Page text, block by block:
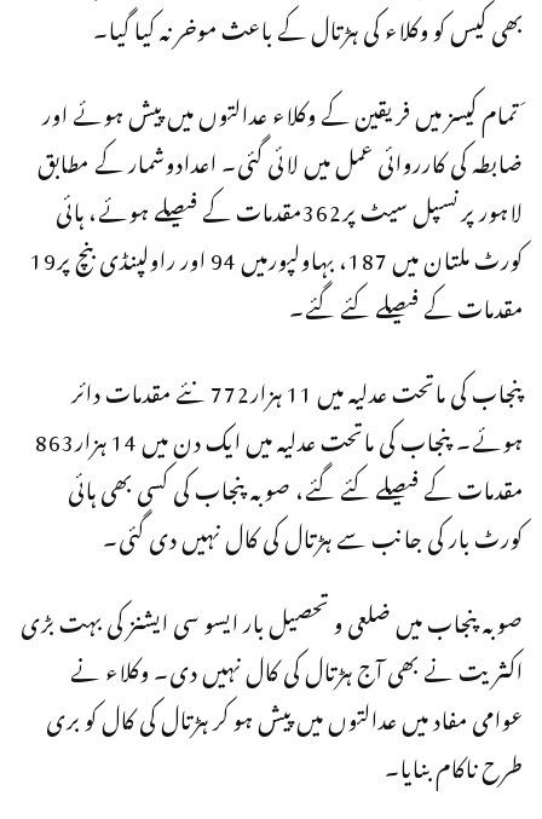
بھی کیس کو وکلاء کی ہڑتال کے باعث موخر نہ کیا گیا۔
َ تمام کیسز میں فریقین کے وکلاء عدالتوں میں پیش ہوئے اور
ضابطہ کی کارروائی عمل میں لائی گئی۔ اعدادوشمار کے مطابق
لاہور پرنسپل سیٹ پر362مقدمات کے فیصلے ہوئے، ہائی
کورٹ ملتان میں 187، بہاولپورمیں 94 اور راولپنڈی بنچ پر19
مقدمات کے فیصلے کئے گئے۔
پنجاب کی ماتحت عدلیہ میں 11 ہزار772 نئے مقدمات دائر
ہوئے۔ پنجاب کی ماتحت عدلیہ میں ایک دن میں 14 ہزار863
مقدمات کے فیصلے کئے گئے، صوبہ پنجاب کی کسی بھی ہائی
کورٹ بار کی جانب سے ہڑتال کی کال نہیں دی گئی۔
صوبہ پنجاب میں ضلعی و تحصیل بار ایسو سی ایشنز کی بہت بڑی
اکثریت نے بھی آج ہڑتال کی کال نہیں دی۔ وکلاء نے
عوامی مفاد میں عدالتوں میں پیش ہو کر ہڑتال کی کال کو بری
طرح ناکام بنایا۔